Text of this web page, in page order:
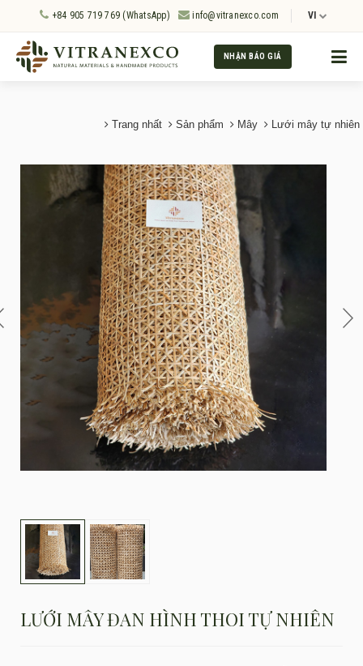
+84 905 719 769 (WhatsApp) info@vitranexco.com VI
NHẬN BÁO GIÁ
Trang nhất Sản phẩm Mây Lưới mây tự nhiên
LƯỚI MÂY ĐAN HÌNH THOI TỰ NHIÊN